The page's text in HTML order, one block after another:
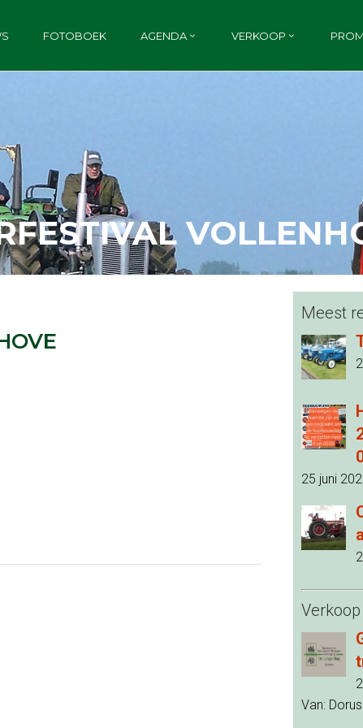
FOTOBOEK AGENDA VERKOOP
Meest
25 juni
Verkoop
Van: